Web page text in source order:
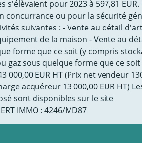
s'élèvaient pour 2023 à 597,81 EUR.
ou pour la sécurité
suivantes : - Vente au détail
de la maison - Vente au
forme que ce soit (y compris
gaz sous quelque forme que ce soit
000,00 EUR HT (Prix net vendeur
acquéreur 13 000,00 EUR HT)
sont disponibles sur le site
IMMO : 4246/MD87